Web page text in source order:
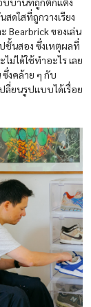
สดใสที่ถูกวางเรียง
Bearbrick ของเล่น
ชั้นสอง ซึ่งเหตุผลที่
ม่ได้ใช้ทำอะไร เลย
งคล้าย ๆ กับ
ลี่ยนรูปแบบได้เรื่อย